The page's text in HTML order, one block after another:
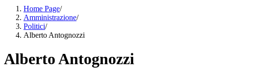
Home Page/
Amministrazione/
Politici/
Alberto Antognozzi
Alberto Antognozzi